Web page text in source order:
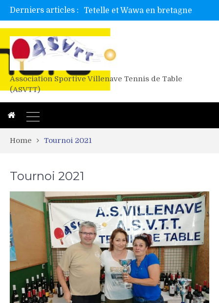
Derniers articles :
Alex valide l’EF
Titres de Gironde loisirs 2026
Association Sportive Villenave Tennis de Table
(ASVTT)
Home Tournoi 2021
Tournoi 2021